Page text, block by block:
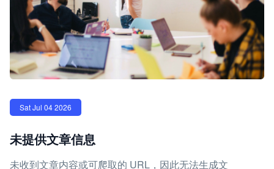
Sat Jul 04 2026
未提供文章信息
未收到文章内容或可爬取的 URL，因此无法生成文